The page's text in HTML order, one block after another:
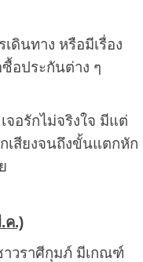
ดินทาง หรือมีเรื่อง
อประกันต่าง ๆ
อรักไม่จริงใจ มีแต่
เสียงจนถึงขั้นแตกหัก
ค.)
วราศีกุมภ์ มีเกณฑ์